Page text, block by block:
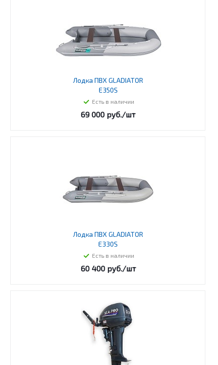
Лодка ПВХ GLADIATOR
E350S
Есть в наличии
69 000 руб./шт
Лодка ПВХ GLADIATOR
E330S
Есть в наличии
60 400руб./шт